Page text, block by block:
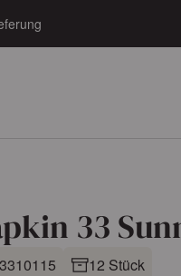
33
12 Stück